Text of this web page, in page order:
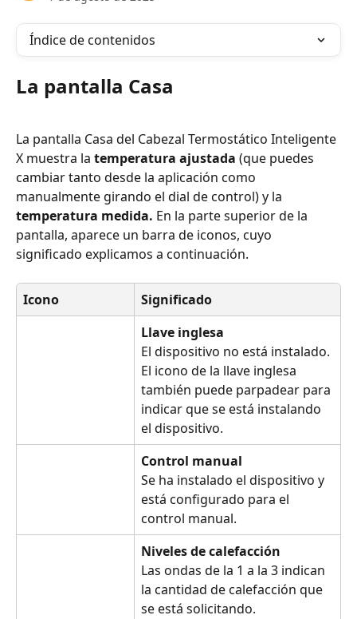
Índice de contenidos
La pantalla Casa
La pantalla Casa del Cabezal Termostático Inteligente
X muestra la temperatura ajustada (que puedes
cambiar tanto desde la aplicación como
manualmente girando el dial de control) y la
temperatura medida. En la parte superior de la
pantalla, aparece un barra de iconos, cuyo
significado explicamos a continuación.
Icono
Significado
Llave inglesa
El dispositivo no está instalado.
El icono de la llave inglesa
también puede parpadear para
indicar que se está instalando
el dispositivo.
Control manual
Se ha instalado el dispositivo y
está configurado para el
control manual.
Niveles de calefacción
Las ondas de la 1 a la 3 indican
la cantidad de calefacción que
se está solicitando.